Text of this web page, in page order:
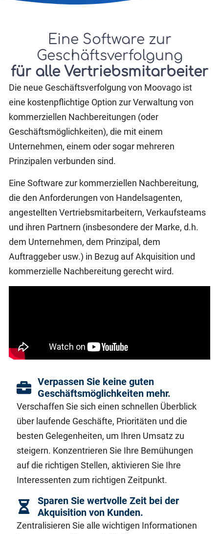
Eine Software zur
Geschäftsverfolgung
für alle Vertriebsmitarbeiter
Die neue Geschäftsverfolgung von Moovago ist
eine kostenpflichtige Option zur Verwaltung von
kommerziellen Nachbereitungen (oder
Geschäftsmöglichkeiten), die mit einem
Unternehmen, einem oder sogar mehreren
Prinzipalen verbunden sind.
Eine Software zur kommerziellen Nachbereitung,
die den Anforderungen von Handelsagenten,
angestellten Vertriebsmitarbeitern, Verkaufsteams
und ihren Partnern (insbesondere der Marke, d.h.
dem Unternehmen, dem Prinzipal, dem
Auftraggeber usw.) in Bezug auf Akquisition und
kommerzielle Nachbereitung gerecht wird.
Verpassen Sie keine guten
Geschäftsmöglichkeiten mehr.
Verschaffen Sie sich einen schnellen Überblick
über laufende Geschäfte, Prioritäten und die
besten Gelegenheiten, um Ihren Umsatz zu
steigern. Konzentrieren Sie Ihre Bemühungen
auf die richtigen Stellen, aktivieren Sie Ihre
Interessenten zum richtigen Zeitpunkt.
Sparen Sie wertvolle Zeit bei der
Akquisition von Kunden.
Zentralisieren Sie alle wichtigen Informationen